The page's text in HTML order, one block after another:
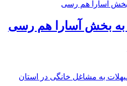
به بخش آسارا هم رسی